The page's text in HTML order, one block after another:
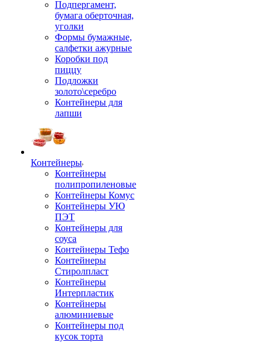
Подпергамент,
бумага оберточная,
уголки
Формы бумажные,
салфетки ажурные
Коробки под
пиццу
Подложки
золото\серебро
Контейнеры для
лапши
Контейнеры
Контейнеры
полипропиленовые
Контейнеры Комус
Контейнеры УЮ
ПЭТ
Контейнеры для
соуса
Контейнеры Тефо
Контейнеры
Стиролпласт
Контейнеры
Интерпластик
Контейнеры
алюминиевые
Контейнеры под
кусок торта